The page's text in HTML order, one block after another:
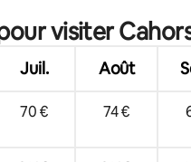
visiter
Juil. Août
70 € 74 €